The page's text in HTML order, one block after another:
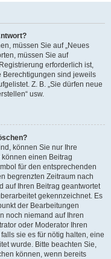
müssen Sie auf „Neues
müssen Sie auf
erforderlich ist,
Berechtigungen sind jeweils
Z. B. „Sie dürfen neue
usw.
können Sie nur Ihre
einen Beitrag
für den entsprechenden
begrenzten Zeitraum nach
auf Ihren Beitrag geantwortet
gekennzeichnet. Es
der Bearbeitungen
noch niemand auf Ihren
oder Moderator Ihren
sie es für nötig halten, eine
wurde. Bitte beachten Sie,
können, wenn bereits